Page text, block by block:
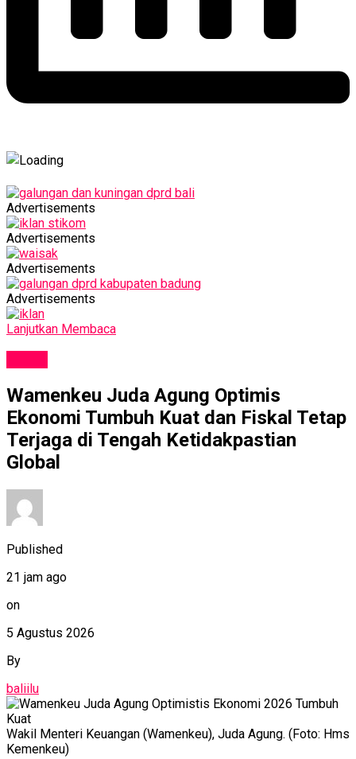
Advertisements
Advertisements
Advertisements
Advertisements
Lanjutkan Membaca
Wamenkeu Juda Agung Optimis
Ekonomi Tumbuh Kuat dan Fiskal Tetap
Terjaga di Tengah Ketidakpastian
Global
Published
21 jam ago
on
5 Agustus 2026
By
baliilu
Wakil Menteri Keuangan (Wamenkeu), Juda Agung. (Foto: Hms
Kemenkeu)